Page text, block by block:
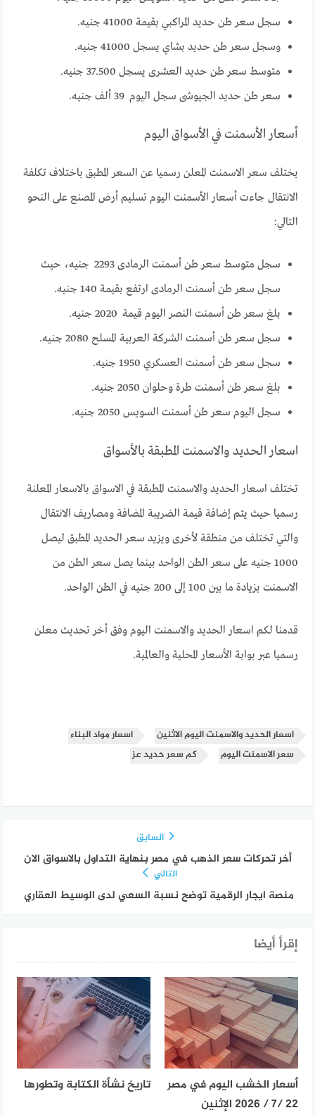
سجل سعر طن حديد المراكبي بقيمة 41000 جنيه.
وسجل سعر طن حديد بشاي يسجل 41000 جنيه.
متوسط سعر طن حديد العشرى يسجل 37.500 جنيه.
سعر طن حديد الجيوشى سجل اليوم 39 ألف جنيه.
أسعار الأسمنت في الأسواق اليوم
يختلف سعر الاسمنت المعلن رسميا عن السعر المطبق باختلاف تكلفة
الانتقال جاءت أسعار الأسمنت اليوم تسليم أرض المصنع على النحو
التالي:
سجل متوسط سعر طن أسمنت الرمادى 2293 جنيه، حيث
سجل سعر طن أسمنت الرمادى ارتفع بقيمة 140 جنيه.
بلغ سعر طن أسمنت النصر اليوم قيمة 2020 جنيه.
سجل سعر طن أسمنت الشركة العربية المسلح 2080 جنيه.
سجل سعر طن أسمنت العسكري 1950 جنيه.
بلغ سعر طن أسمنت طرة وحلوان 2050 جنيه.
سجل اليوم سعر طن أسمنت السويس 2050 جنيه.
اسعار الحديد والاسمنت المطبقة بالأسواق
تختلف اسعار الحديد والاسمنت المطبقة في الاسواق بالاسعار المعلنة
رسميا حيث يتم إضافة قيمة الضريبة المضافة ومصاريف الانتقال
والتي تختلف من منطقة لأخرى ويزيد سعر الحديد المطبق ليصل
1000 جنيه على سعر الطن الواحد بينما يصل سعر الطن من
الاسمنت بزيادة ما بين 100 إلى 200 جنيه في الطن الواحد.
قدمنا لكم اسعار الحديد والاسمنت اليوم وفق أخر تحديث معلن
رسميا عبر بوابة الأسعار المحلية والعالمية.
اسعار الحديد والاسمنت اليوم الاثنين
اسعار مواد البناء
سعر الاسمنت اليوم
كم سعر حديد عز
السابق
أخر تحركات سعر الذهب في مصر بنهاية التداول بالاسواق الان
التالي
منصة ايجار الرقمية توضح نسبة السعي لدى الوسيط العقاري
إقرأ أيضا
أسعار الخشب اليوم في مصر
22 /7 / 2026 الإثنين
تاريخ نشأة الكتابة وتطورها